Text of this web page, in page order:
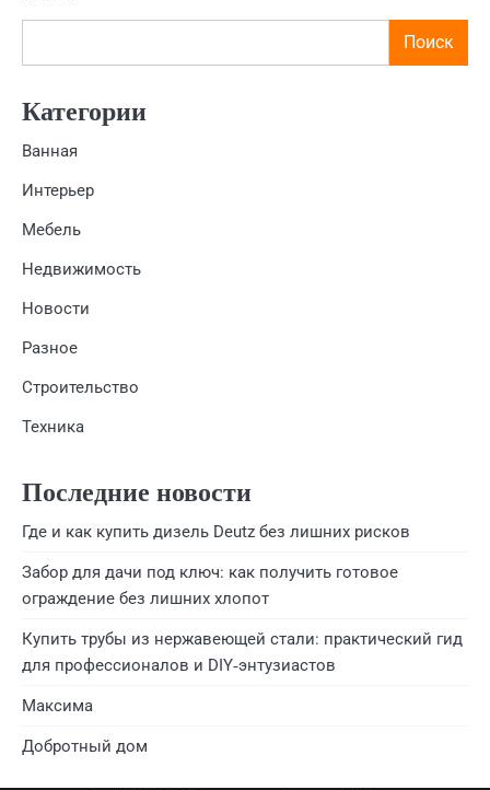
Поиск
Категории
Ванная
Интерьер
Мебель
Недвижимость
Новости
Разное
Строительство
Техника
Последние новости
Где и как купить дизель Deutz без лишних рисков
Забор для дачи под ключ: как получить готовое
ограждение без лишних хлопот
Купить трубы из нержавеющей стали: практический гид
для профессионалов и DIY‑энтузиастов
Максима
Добротный дом